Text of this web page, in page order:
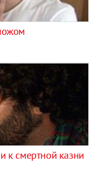
к смертной казни